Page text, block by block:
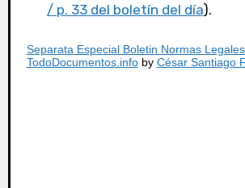
/ p. 33 del boletín del día).
Separata Especial Boletin Normas
TodoDocumentos.infoby César Santiago